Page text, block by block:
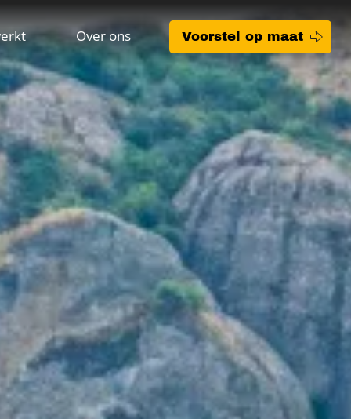
Over ons Voorstel op maat